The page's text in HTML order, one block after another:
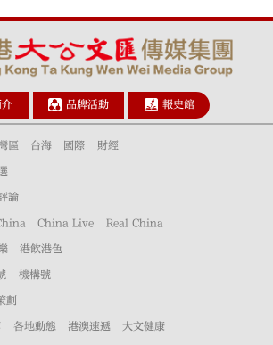
品牌活動 報史館
區 台海 國際 財經
論
China Live Real China
港飲港色
機構號
劃
各地動態 港澳速遞 大文健康